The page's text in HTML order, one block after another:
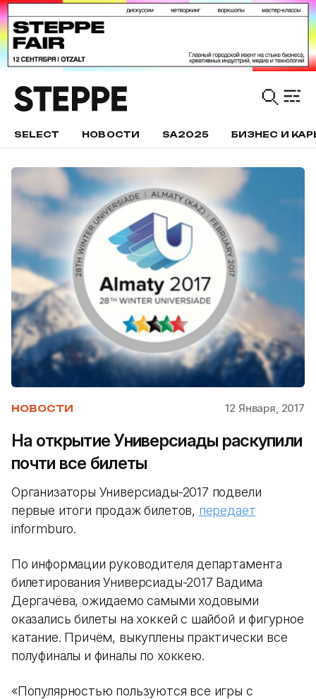
SELECT НОВОСТИ SA2025 БИЗНЕС И
НОВОСТИ 12 Января, 2017
На открытие Универсиады раскупили
почти все билеты
Организаторы Универсиады-2017 подвели
первые итоги продаж билетов, передает
informburo.
По информации руководителя департамента
билетирования Универсиады-2017 Вадима
Дергачёва, ожидаемо самыми ходовыми
оказались билеты на хоккей с шайбой и фигурное
катание. Причём, выкуплены практически все
полуфиналы и финалы по хоккею.
«Популярностью пользуются все игры с